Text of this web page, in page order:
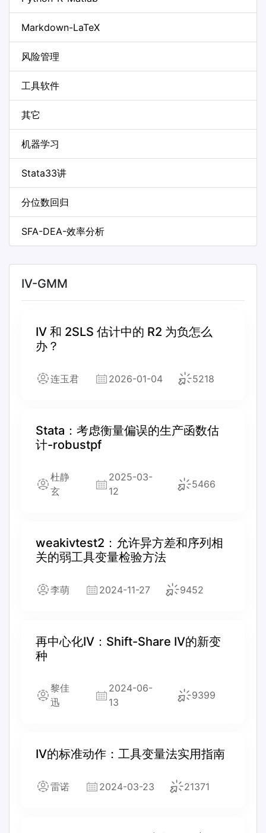
Markdown-LaTeX
风险管理
工具软件
其它
机器学习
Stata33讲
分位数回归
SFA-DEA-效率分析
IV-GMM
IV 和 2SLS 估计中的 R2 为负怎么
办？
连玉君 2026-01-04 5218
Stata：考虑衡量偏误的生产函数估
计-robustpf
杜静
玄
2025-03-
12
5466
weakivtest2：允许异方差和序列相
关的弱工具变量检验方法
李萌 2024-11-27 9452
再中心化IV：Shift-Share IV的新变
种
黎佳
迅
2024-06-
13
9399
IV的标准动作：工具变量法实用指南
雷诺 2024-03-23 21371